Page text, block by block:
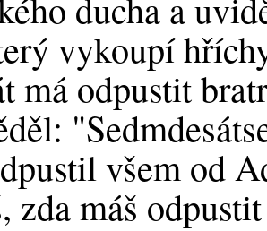
vykoupí
má odpustit
všem od
zda máš